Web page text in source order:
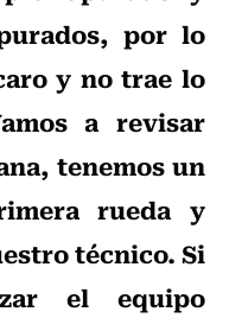
por lo
y no trae lo
a revisar
tenemos un
rueda y
técnico. Si
el equipo